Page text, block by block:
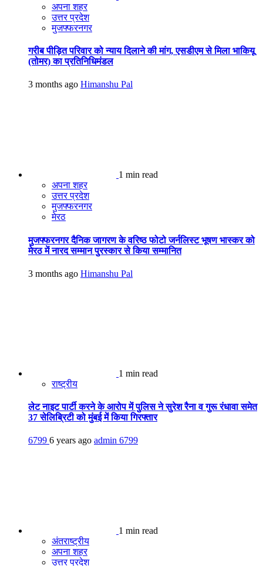
अपना शहर
उत्तर प्रदेश
मुजफ्फरनगर
गरीब पीड़ित परिवार को न्याय दिलाने की मांग, एसडीएम से मिला भाकियू
(तोमर) का प्रतिनिधिमंडल
3 months ago Himanshu Pal
1 min read
अपना शहर
उत्तर प्रदेश
मुजफ्फरनगर
मेरठ
मुजफ्फरनगर दैनिक जागरण के वरिष्ठ फोटो जर्नलिस्ट भूषण भास्कर को
मेरठ में नारद सम्मान पुरस्कार से किया सम्मानित
3 months ago Himanshu Pal
1 min read
राष्ट्रीय
लेट नाइट पार्टी करने के आरोप में पुलिस ने सुरेश रैना व गुरू रंधावा समेत
37 सेलिब्रिटी को मुंबई में किया गिरफ्तार
6799 6 years ago admin 6799
1 min read
अंतराष्ट्रीय
अपना शहर
उत्तर प्रदेश